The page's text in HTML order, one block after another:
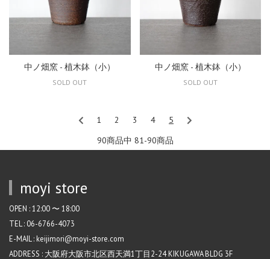
中ノ畑窯 - 植木鉢（小）
SOLD OUT
中ノ畑窯 - 植木鉢（小）
SOLD OUT
1 2 3 4
5
90商品中 81-90商品
moyi store
OPEN : 12:00 〜 18:00
TEL : 06-6766-4073
E-MAIL : keijimori@moyi-store.com
ADDRESS : 大阪府大阪市北区西天満1丁目2-24 KIKUGAWA BLDG 3F